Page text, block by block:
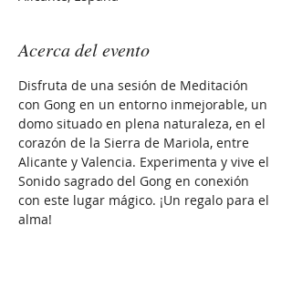
Acerca del evento
Disfruta de una sesión de Meditación
con Gong en un entorno inmejorable, un
domo situado en plena naturaleza, en el
corazón de la Sierra de Mariola, entre
Alicante y Valencia. Experimenta y vive el
Sonido sagrado del Gong en conexión
con este lugar mágico. ¡Un regalo para el
alma!